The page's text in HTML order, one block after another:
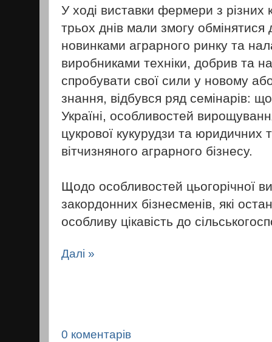
У ході виставки фермери з різних
трьох днів мали змогу
новинками аграрного ринку та
виробниками техніки, добрив та
спробувати свої сили у новому
знання, відбувся ряд семінарів:
Україні, особливостей
цукрової кукурудзи та юридичних
вітчизняного аграрного бізнесу.
Щодо особливостей цьогорічної
закордонних бізнесменів, які
особливу цікавість до
Далі »
0 коментарів